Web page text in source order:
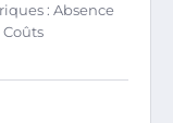
: Absence